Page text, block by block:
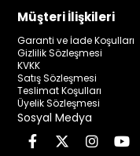
Müşteri İlişkileri
Garanti ve İade Koşulları
Gizlilik Sözleşmesi
KVKK
Satış Sözleşmesi
Teslimat Koşulları
Üyelik Sözleşmesi
Sosyal Medya